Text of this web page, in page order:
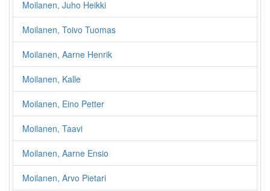
Moilanen, Juho Heikki
Moilanen, Toivo Tuomas
Moilanen, Aarne Henrik
Moilanen, Kalle
Moilanen, Eino Petter
Moilanen, Taavi
Moilanen, Aarne Ensio
Moilanen, Arvo Pietari